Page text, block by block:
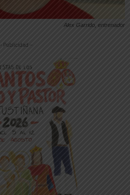
Alex Garrido, entrenador
-- Publicidad --